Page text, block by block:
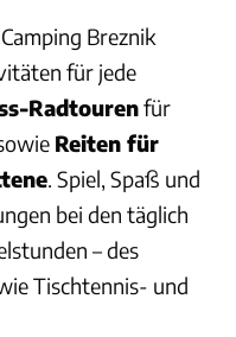
Breznik
für jede
Radtourenfür
Reiten für
. Spiel, Spaß und
bei den täglich
– des
Tischtennis- und